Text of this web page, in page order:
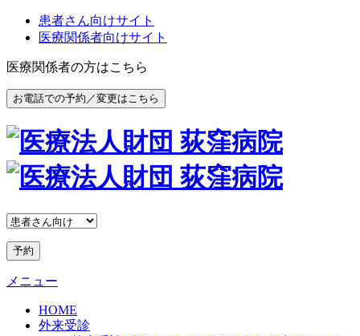
患者さん向けサイト
医療関係者向けサイト
医療関係者の方はこちら
お電話での予約／変更はこちら
予約
メニュー
HOME
外来受診